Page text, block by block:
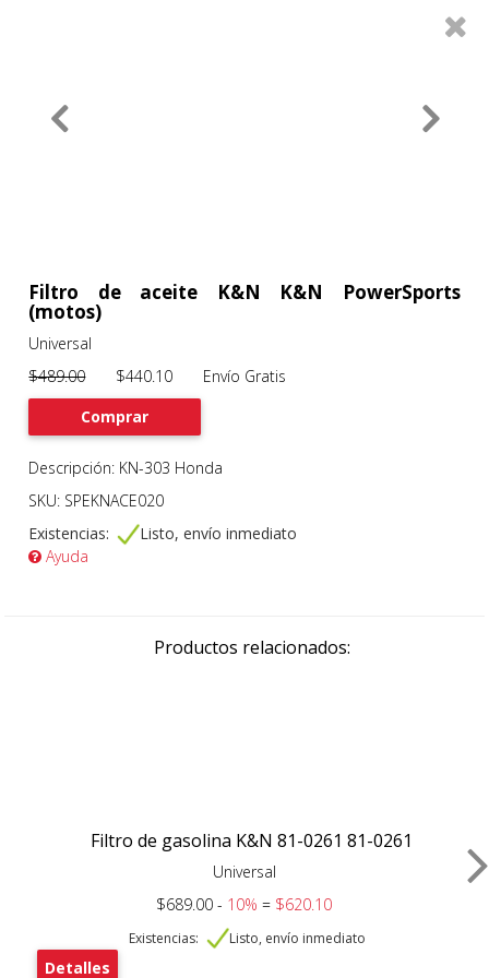
0
Previous
Filtro de aceite K&N K&N PowerSports
(motos)
Universal
$489.00$440.10 Envío Gratis
Comprar
Descripción: KN-303 Honda
SKU: SPEKNACE020
Existencias:
Listo, envío inmediato
Ayuda
Productos relacionados:
Filtro de gasolina K&N 81-0261 81-0261
Universal
$689.00 - 10%= $620.10
Existencias: Listo, envío inmediato
Detalles